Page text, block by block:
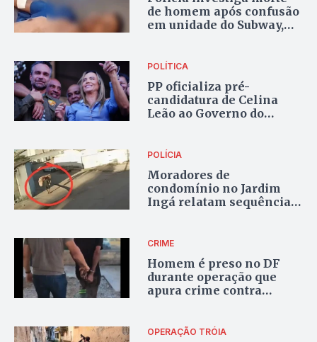
de homem após confusão
em unidade do Subway,
POLÍTICA
PP oficializa pré-
candidatura de Celina
Leão ao Governo do
POLÍCIA
Moradores de
condomínio no Jardim
Ingá relatam sequência
TV e bicicleta
CRIME
Homem é preso no DF
durante operação que
apura crime contra
OPERAÇÃO TRÓIA